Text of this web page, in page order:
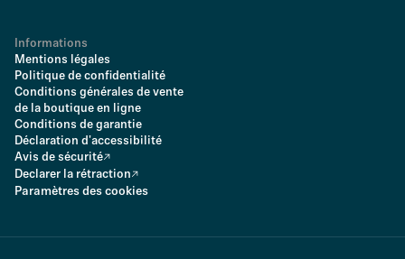
Informations
Mentions légales
Politique de confidentialité
Conditions générales de vente
de la boutique en ligne
Conditions de garantie
Déclaration d'accessibilité
Avis de sécurité
Declarer la rétraction
Paramètres des cookies